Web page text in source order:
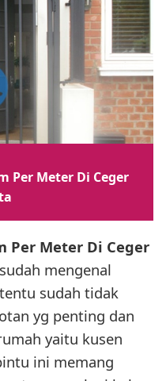
Per Meter Di Ceger
Per Meter Di Ceger
mengenal
sudah tidak
yg penting dan
yaitu kusen
ini memang